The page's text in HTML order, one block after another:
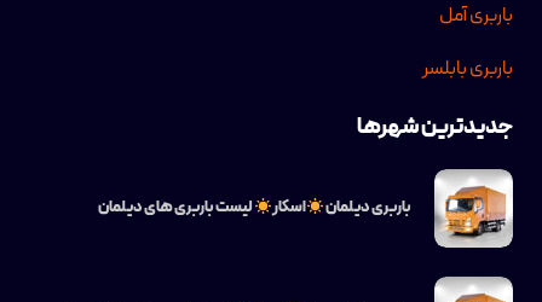
باربری آمل
باربری بابلسر
جدیدترین شهرها
باربری دیلمان اسکار لیست باربری های دیلمان